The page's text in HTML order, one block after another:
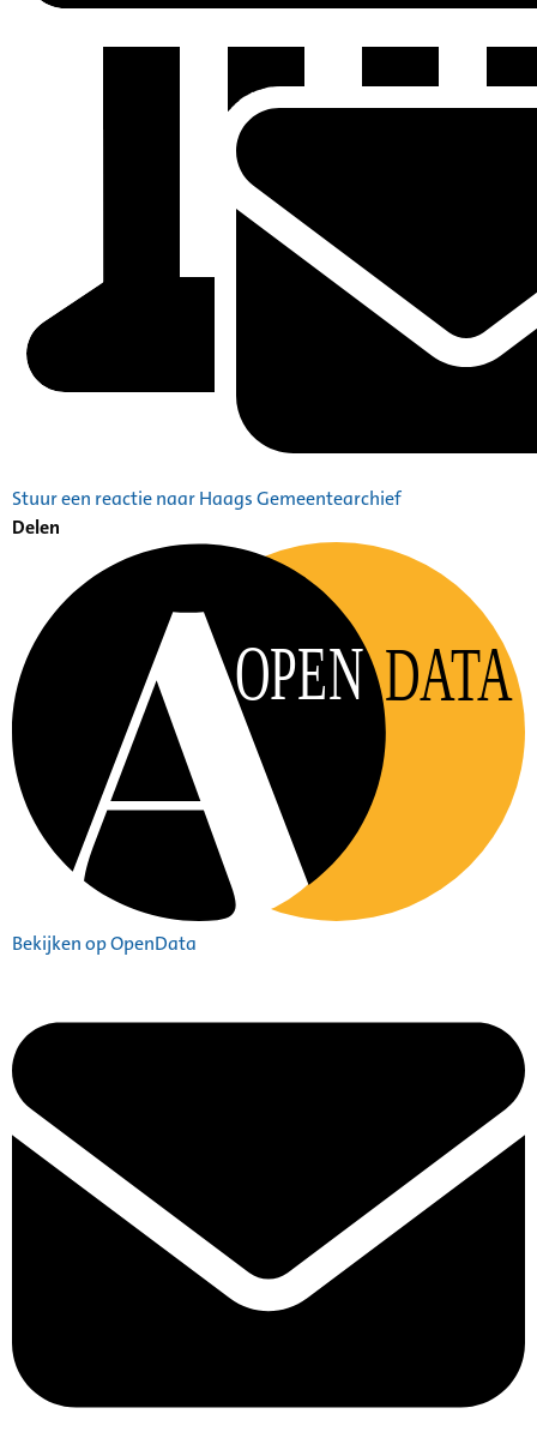
Stuur een reactie naar Haags Gemeentearchief
Delen
OPEN DATA
Bekijken op OpenData